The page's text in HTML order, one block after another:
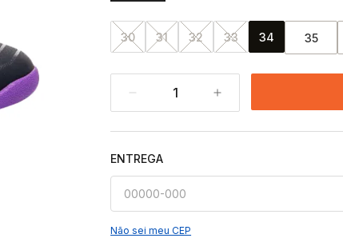
30 31 32 33 34 35
1
ENTREGA
Não sei meu CEP